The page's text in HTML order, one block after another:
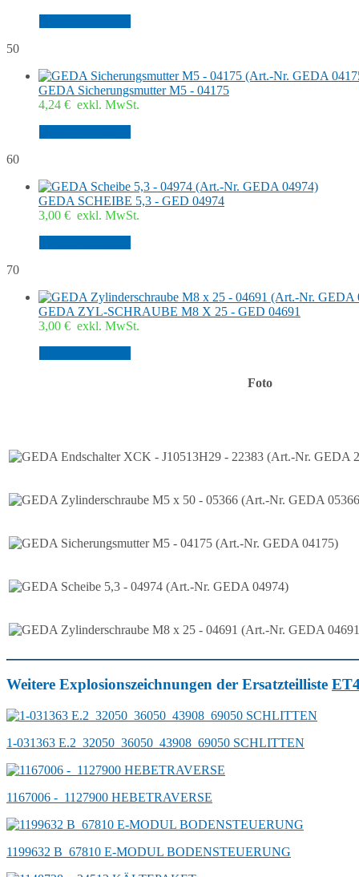
50
GEDA Sicherungsmutter M5 - 04175
4,24 € exkl. MwSt.
60
GEDA SCHEIBE 5,3 - GED 04974
3,00 € exkl. MwSt.
70
GEDA ZYL-SCHRAUBE M8 X 25 - GED 04691
3,00 € exkl. MwSt.
Foto
Weitere Explosionszeichnungen der Ersatzteilliste
1-031363 E.2_32050_36050_43908_69050 SCHLITTEN
1167006 -_1127900 HEBETRAVERSE
1199632 B_67810 E-MODUL BODENSTEUERUNG